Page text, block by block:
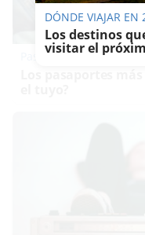
Pasaportes que abren
DÓNDE VIAJAR EN
Los destinos
visitar el